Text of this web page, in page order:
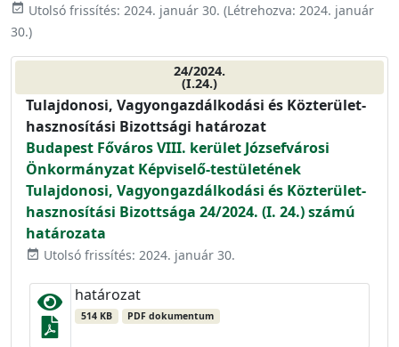
event_available Utolsó frissítés: 2024. január 30. (Létrehozva: 2024. január
30.)
24/2024.
(I.24.)
Tulajdonosi, Vagyongazdálkodási és Közterület-
hasznosítási Bizottsági határozat
Budapest Főváros VIII. kerület Józsefvárosi
Önkormányzat Képviselő-testületének
Tulajdonosi, Vagyongazdálkodási és Közterület-
hasznosítási Bizottsága 24/2024. (I. 24.) számú
határozata
event_available Utolsó frissítés: 2024. január 30.
határozat
514 KB PDF dokumentum